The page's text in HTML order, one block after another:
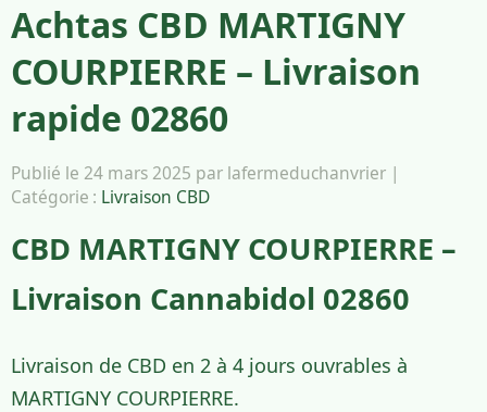
Achtas CBD MARTIGNY
COURPIERRE – Livraison
rapide 02860
Publié le 24 mars 2025 par lafermeduchanvrier |
Catégorie : Livraison CBD
CBD MARTIGNY COURPIERRE –
Livraison Cannabidol 02860
Livraison de CBD en 2 à 4 jours ouvrables à
MARTIGNY COURPIERRE.